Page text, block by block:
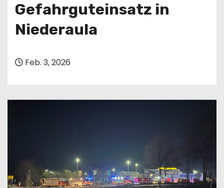
Gefahrguteinsatz in
Niederaula
Feb. 3, 2026